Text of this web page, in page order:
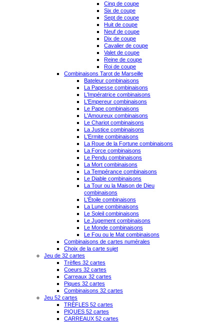
Cinq de coupe
Six de coupe
Sept de coupe
Huit de coupe
Neuf de coupe
Dix de coupe
Cavalier de coupe
Valet de coupe
Reine de coupe
Roi de coupe
Combinaisons Tarot de Marseille
Bateleur combinaisons
La Papesse combinaisons
L'Impératrice combinaisons
L'Empereur combinaisons
Le Pape combinaisons
L'Amoureux combinaisons
Le Chariot combinaisons
La Justice combinaisons
L'Ermite combinaisons
La Roue de la Fortune combinaisons
La Force combinaisons
Le Pendu combinaisons
La Mort combinaisons
La Tempérance combinaisons
Le Diable combinaisons
La Tour ou la Maison de Dieu
combinaisons
L'Étoile combinaisons
La Lune combinaisons
Le Soleil combinaisons
Le Jugement combinaisons
Le Monde combinaisons
Le Fou ou le Mat combinaisons
Combinaisons de cartes numérales
Choix de la carte sujet
Jeu de 32 cartes
Trèfles 32 cartes
Coeurs 32 cartes
Carreaux 32 cartes
Piques 32 cartes
Combinaisons 32 cartes
Jeu 52 cartes
TRÈFLES 52 cartes
PIQUES 52 cartes
CARREAUX 52 cartes